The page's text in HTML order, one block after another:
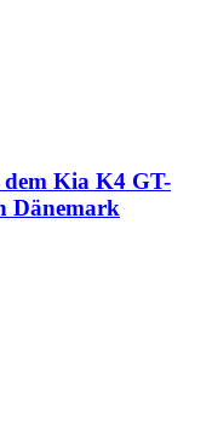
Kia K4 GT-
Dänemark